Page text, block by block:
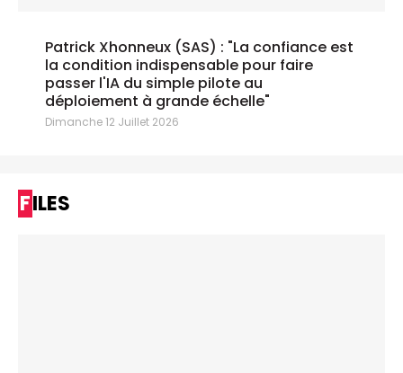
Patrick Xhonneux (SAS) : "La confiance est
la condition indispensable pour faire
passer l'IA du simple pilote au
déploiement à grande échelle"
Dimanche 12 Juillet 2026
FILES